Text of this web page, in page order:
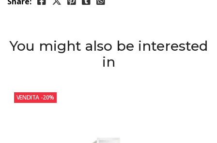
You might also be interested
in
VENDITA -20%